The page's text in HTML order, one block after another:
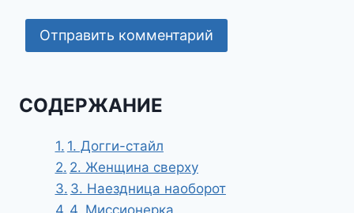
СОДЕРЖАНИЕ
1. Догги-стайл
2. Женщина сверху
3. Наездница наоборот
4. Миссионерка